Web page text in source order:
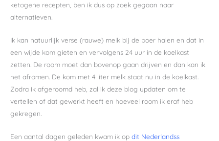
ketogene recepten, ben ik dus op zoek gegaan naar
alternatieven.
Ik kan natuurlijk verse (rauwe) melk bij de boer halen en dat in
een wijde kom gieten en vervolgens 24 uur in de koelkast
zetten. De room moet dan bovenop gaan drijven en dan kan ik
het afromen. De kom met 4 liter melk staat nu in de koelkast.
Zodra ik afgeroomd heb, zal ik deze blog updaten om te
vertellen of dat gewerkt heeft en hoeveel room ik eraf heb
gekregen.
Een aantal dagen geleden kwam ik opdit Nederlandss